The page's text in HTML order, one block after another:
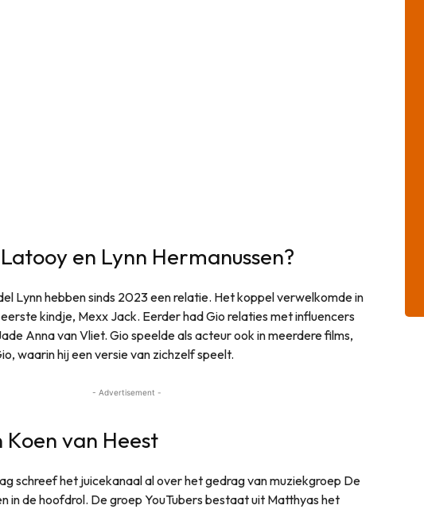
en Lynn Hermanussen?
Lynn hebben sinds 2023 een relatie. Het koppel verwelkomde in
kindje, Mexx Jack. Eerder had Gio relaties met influencers
Anna van Vliet. Gio speelde als acteur ook in meerdere films,
waarin hij een versie van zichzelf speelt.
- Advertisement -
van Heest
schreef het juicekanaal al over het gedrag van muziekgroep De
in de hoofdrol. De groep YouTubers bestaat uit Matthyas het